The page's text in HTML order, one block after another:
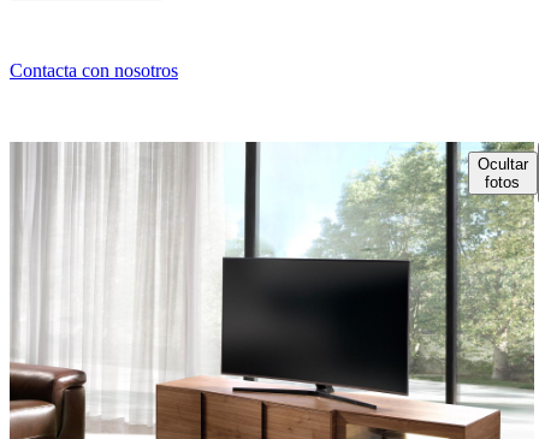
Contacta con nosotros
Ocultar
fotos